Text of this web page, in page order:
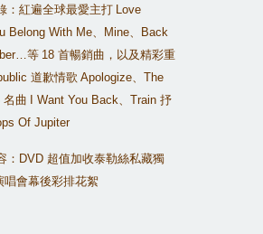
：紅遍全球最愛主打 Love
Belong With Me、 Mine、
Back
等 18 首暢銷曲，以及精彩重
道歉情歌 Apologize、 The
名曲 I Want You Back、 Train 抒
Of Jupiter
： DVD 超值加收泰勒絲私藏獨
唱會幕後彩排花絮